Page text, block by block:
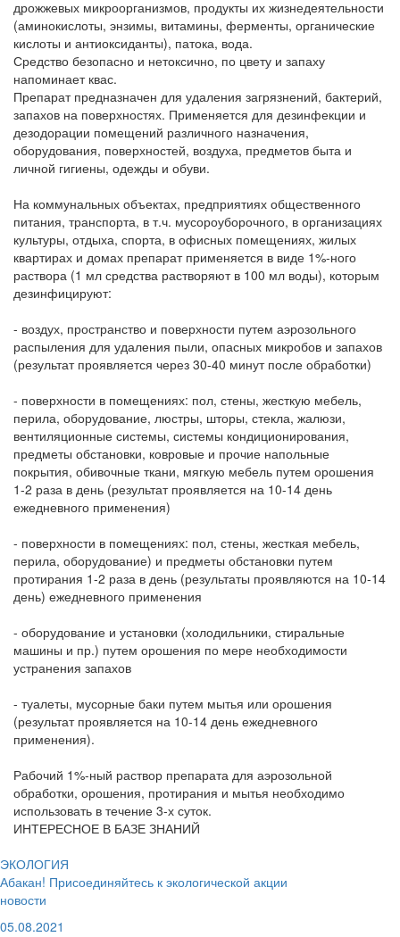
дрожжевых микроорганизмов, продукты их жизнедеятельности
(аминокислоты, энзимы, витамины, ферменты, органические
кислоты и антиоксиданты), патока, вода.
Средство безопасно и нетоксично, по цвету и запаху
напоминает квас.
Препарат предназначен для удаления загрязнений, бактерий,
запахов на поверхностях. Применяется для дезинфекции и
дезодорации помещений различного назначения,
оборудования, поверхностей, воздуха, предметов быта и
личной гигиены, одежды и обуви.
На коммунальных объектах, предприятиях общественного
питания, транспорта, в т.ч. мусороуборочного, в организациях
культуры, отдыха, спорта, в офисных помещениях, жилых
квартирах и домах препарат применяется в виде 1%-ного
раствора (1 мл средства растворяют в 100 мл воды), которым
дезинфицируют:
- воздух, пространство и поверхности путем аэрозольного
распыления для удаления пыли, опасных микробов и запахов
(результат проявляется через 30-40 минут после обработки)
- поверхности в помещениях: пол, стены, жесткую мебель,
перила, оборудование, люстры, шторы, стекла, жалюзи,
вентиляционные системы, системы кондиционирования,
предметы обстановки, ковровые и прочие напольные
покрытия, обивочные ткани, мягкую мебель путем орошения
1-2 раза в день (результат проявляется на 10-14 день
ежедневного применения)
- поверхности в помещениях: пол, стены, жесткая мебель,
перила, оборудование) и предметы обстановки путем
протирания 1-2 раза в день (результаты проявляются на 10-14
день) ежедневного применения
- оборудование и установки (холодильники, стиральные
машины и пр.) путем орошения по мере необходимости
устранения запахов
- туалеты, мусорные баки путем мытья или орошения
(результат проявляется на 10-14 день ежедневного
применения).
Рабочий 1%-ный раствор препарата для аэрозольной
обработки, орошения, протирания и мытья необходимо
использовать в течение 3-х суток.
ИНТЕРЕСНОЕ В БАЗЕ ЗНАНИЙ
ЭКОЛОГИЯ
Абакан! Присоединяйтесь к экологической акции
новости
05.08.2021